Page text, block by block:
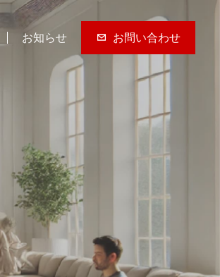
お知らせ お問い合わせ